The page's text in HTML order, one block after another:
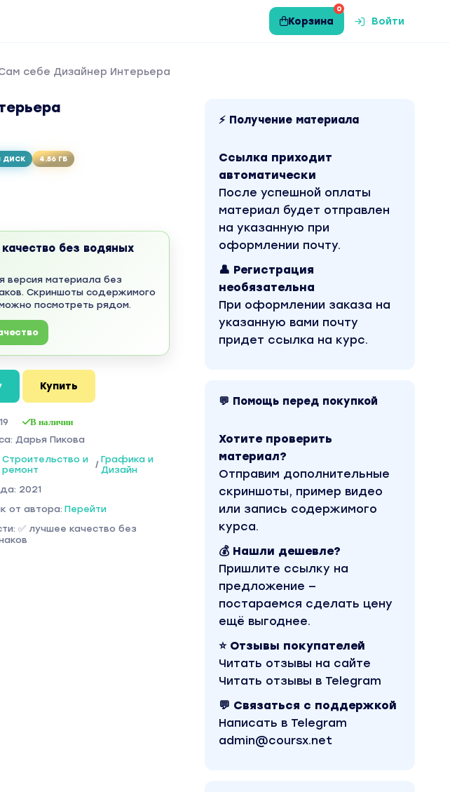
0
Корзина Войти
себе Дизайнер Интерьера
ДИСК 4.56 ГБ
без водяных
версия материала без
Скриншоты содержимого
посмотреть рядом.
Купить
В наличии
Дарья Пикова
Строительство и
ремонт
/ Графика и
Дизайн
2021
от автора: Перейти
✅ лучшее качество без
⚡ Получение материала
Ссылка приходит
автоматически
После успешной оплаты
материал будет отправлен
на указанную при
оформлении почту.
👤 Регистрация
необязательна
При оформлении заказа на
указанную вами почту
придет ссылка на курс.
💬 Помощь перед покупкой
Хотите проверить
материал?
Отправим дополнительные
скриншоты, пример видео
или запись содержимого
курса.
💰 Нашли дешевле?
Пришлите ссылку на
предложение —
постараемся сделать цену
ещё выгоднее.
⭐ Отзывы покупателей
Читать отзывы на сайте
Читать отзывы в Telegram
💬 Связаться с поддержкой
Написать в Telegram
admin@coursx.net